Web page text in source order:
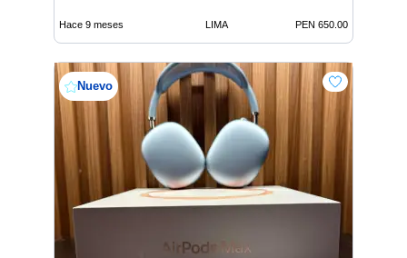
Hace 9 meses LIMA PEN 650.00
Nuevo